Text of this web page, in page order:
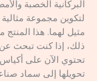
البركانية الخصبة
لتكوين مجموعة
ذلك، إذا كنت تبحث
تحتوي الآن على
تحويلها إلى سماد